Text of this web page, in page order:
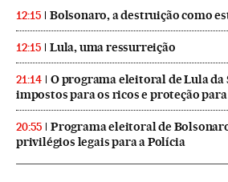
12:15 Bolsonaro, a destruição como
12:15 Lula, uma ressurreição
21:14
O programa eleitoral de Lula da
impostos para os ricos e proteção
20:55
Programa eleitoral de
privilégios legais para a Polícia